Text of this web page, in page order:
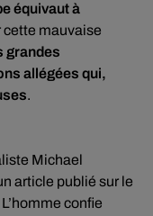
équivaut à
cette mauvaise
grandes
allégées qui,
.
Michael
article publié sur le
L’homme confie